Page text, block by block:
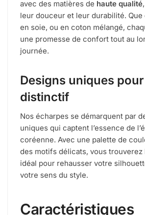
avec des matières de haute qualité
leur douceur et leur durabilité. Que
en soie, ou en coton mélangé,
une promesse de confort tout au
journée.
Designs uniques
distinctif
Nos écharpes se démarquent par
uniques qui captent l’essence de
coréenne. Avec une palette de
des motifs délicats, vous trouverez
idéal pour rehausser votre
votre sens du style.
Caractéristiques